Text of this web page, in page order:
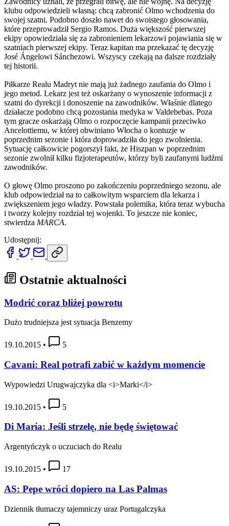
klubu odpowiedzieli własną: chcą zabronić Olmo wchodzenia do
swojej szatni. Podobno doszło nawet do swoistego głosowania,
które przeprowadził Sergio Ramos. Duża większość pierwszej
ekipy opowiedziała się za zabronieniem lekarzowi pojawiania się w
szatniach pierwszej ekipy. Teraz kapitan ma przekazać tę decyzję
José Ángelowi Sánchezowi. Wszyscy czekają na dalsze rozdziały
tej historii.
Piłkarze Realu Madryt nie mają już żadnego zaufania do Olmo i
jego metod. Lekarz jest też oskarżany o wynoszenie informacji z
szatni do dyrekcji i donoszenie na zawodników. Właśnie dlatego
działacze podobno chcą pozostania medyka w Valdebebas. Poza
tym gracze oskarżają Olmo o rozpoczęcie kampanii przeciwko
Ancelottiemu, w której obwiniano Włocha o kontuzje w
poprzednim sezonie i która doprowadziła do jego zwolnienia.
Sytuację całkowicie pogorszył fakt, że Hiszpan w poprzednim
sezonie zwolnił kilku fizjoterapeutów, którzy byli zaufanymi ludźmi
zawodników.
O głowę Olmo proszono po zakończeniu poprzedniego sezonu, ale
klub odpowiedział na to całkowitym wsparciem dla lekarza i
zwiększeniem jego władzy. Powstała polemika, która teraz wybucha
i tworzy kolejny rozdział tej wojenki. To jeszcze nie koniec,
stwierdza MARCA.
Udostępnij:
Ostatnie aktualności
Modrić coraz bliżej powrotu
Dużo trudniejsza jest sytuacja Benzemy
19.10.2015 • 5
Cavani: Real potrafi zabić w każdym momencie
Wypowiedzi Urugwajczyka dla <i>Marki</i>
19.10.2015 • 5
Di María: Jeśli strzelę, nie będę świętować
Argentyńczyk o uczuciach do Realu
19.10.2015 • 17
AS: Pepe wróci dopiero na Las Palmas
Dziennik tłumaczy tajemniczy uraz Portugalczyka